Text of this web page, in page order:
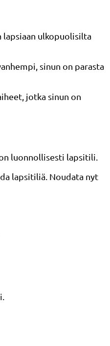
lapsiaan ulkopuolisilta
sinun on parasta
jotka sinun on
luonnollisesti lapsitili.
lapsitiliä. Noudata nyt